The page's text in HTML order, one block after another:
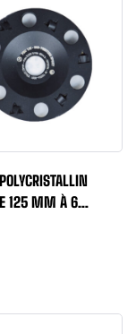
125 MM À 6